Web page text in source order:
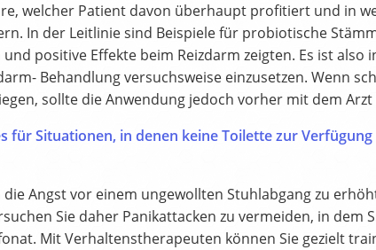
welcher Patient davon überhaupt profitiert und in
In der Leitlinie sind Beispiele für probiotische
positive Effekte beim Reizdarm zeigten. Es ist also
Behandlung versuchsweise einzusetzen. Wenn
sollte die Anwendung jedoch vorher mit dem
für Situationen, in denen keine Toilette zur
die Angst vor einem ungewollten Stuhlabgang zu
Sie daher Panikattacken zu vermeiden, in dem
Mit Verhaltenstherapeuten können Sie gezielt